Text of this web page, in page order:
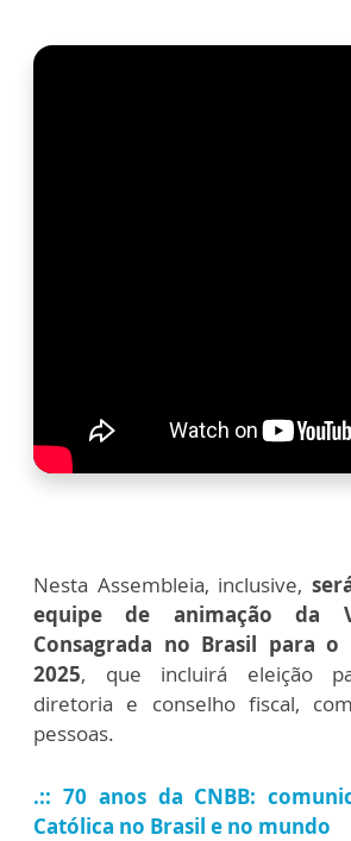
Nesta Assembleia, inclusive,
equipe de animação da
Consagrada no Brasil para
2025, que incluirá eleição
diretoria e conselho fiscal,
pessoas.
.:: 70 anos da CNBB:
Católica no Brasil e no mundo